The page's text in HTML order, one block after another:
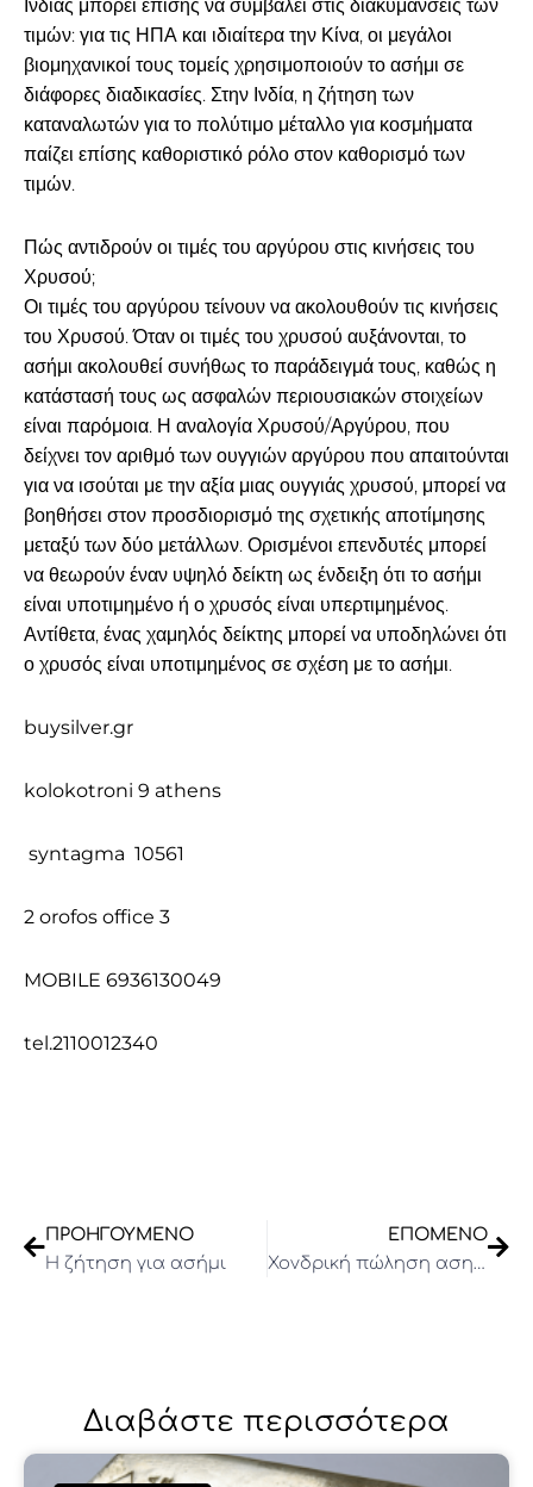
Ινδίας μπορεί επίσης να συμβάλει στις διακυμάνσεις των
τιμών: για τις ΗΠΑ και ιδιαίτερα την Κίνα, οι μεγάλοι
βιομηχανικοί τους τομείς χρησιμοποιούν το ασήμι σε
διάφορες διαδικασίες. Στην Ινδία, η ζήτηση των
καταναλωτών για το πολύτιμο μέταλλο για κοσμήματα
παίζει επίσης καθοριστικό ρόλο στον καθορισμό των
τιμών.
Πώς αντιδρούν οι τιμές του αργύρου στις κινήσεις του
Χρυσού;
Οι τιμές του αργύρου τείνουν να ακολουθούν τις κινήσεις
του Χρυσού. Όταν οι τιμές του χρυσού αυξάνονται, το
ασήμι ακολουθεί συνήθως το παράδειγμά τους, καθώς η
κατάστασή τους ως ασφαλών περιουσιακών στοιχείων
είναι παρόμοια. Η αναλογία Χρυσού/Αργύρου, που
δείχνει τον αριθμό των ουγγιών αργύρου που απαιτούνται
για να ισούται με την αξία μιας ουγγιάς χρυσού, μπορεί να
βοηθήσει στον προσδιορισμό της σχετικής αποτίμησης
μεταξύ των δύο μετάλλων. Ορισμένοι επενδυτές μπορεί
να θεωρούν έναν υψηλό δείκτη ως ένδειξη ότι το ασήμι
είναι υποτιμημένο ή ο χρυσός είναι υπερτιμημένος.
Αντίθετα, ένας χαμηλός δείκτης μπορεί να υποδηλώνει ότι
ο χρυσός είναι υποτιμημένος σε σχέση με το ασήμι.
buysilver.gr
kolokotroni 9 athens
syntagma 10561
2 orofos office 3
MOBILE 6936130049
tel.2110012340
ΠΡΟΗΓΟΎΜΕΝΟ
Η ζήτηση για ασήμι
ΕΠΌΜΕΝΟ
Χονδρική πώληση ασημιού (Αφος)
Διαβάστε περισσότερα